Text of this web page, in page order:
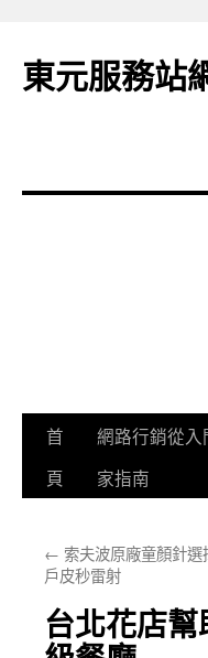
東元服務站
跳
要
首
頁
網路行銷從入
家指南
← 索夫波原廠童顏針
戶皮秒雷射
台北花店